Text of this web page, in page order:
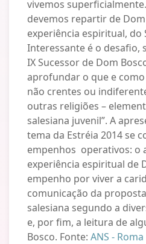
vivemos
devemos repartir de
experiência espiritual, do
Interessante é o desafio,
IX Sucessor de Dom
aprofundar o que e
não crentes ou
outras religiões –
salesiana juvenil”. A
tema da Estréia 2014 se
empenhos operativos: o
experiência espiritual de
empenho por viver a
comunicação da
salesiana segundo a
e, por fim, a leitura de
Bosco. Fonte: ANS - Roma